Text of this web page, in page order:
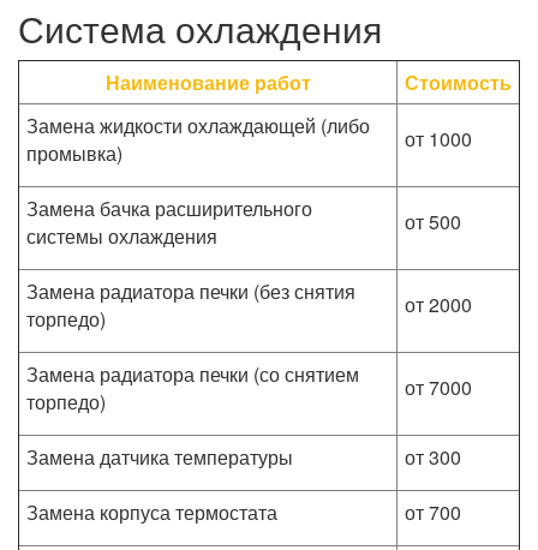
Система охлаждения
Наименование работ
Стоимость
Замена жидкости охлаждающей (либо
промывка)
от 1000
Замена бачка расширительного
системы охлаждения
от 500
Замена радиатора печки (без снятия
торпедо)
от 2000
Замена радиатора печки (со снятием
торпедо)
от 7000
Замена датчика температуры
от 300
Замена корпуса термостата
от 700